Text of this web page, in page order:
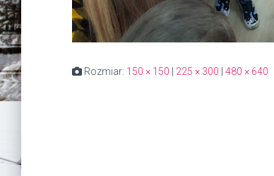
Rozmiar: 150 × 150 225 × 300 480 × 640